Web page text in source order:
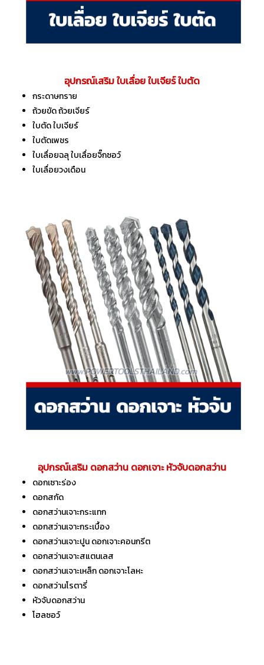
อุปกรณ์เสริม ใบเลื่อย ใบเจียร์ ใบตัด
กระดาษทราย
ถ้วยขัด ถ้วยเจียร์
ใบตัด ใบเจียร์
ใบตัดเพชร
ใบเลื่อยฉลุ ใบเลื่อยจิ๊กซอว์
ใบเลื่อยวงเดือน
อุปกรณ์เสริม ดอกสว่าน ดอกเจาะ หัวจับดอกสว่าน
ดอกเซาะร่อง
ดอกสกัด
ดอกสว่านเจาะกระแทก
ดอกสว่านเจาะกระเบื้อง
ดอกสว่านเจาะปูน ดอกเจาะคอนกรีต
ดอกสว่านเจาะสแตนเลส
ดอกสว่านเจาะเหล็ก ดอกเจาะโลหะ
ดอกสว่านโรตารี่
หัวจับดอกสว่าน
โฮลซอว์